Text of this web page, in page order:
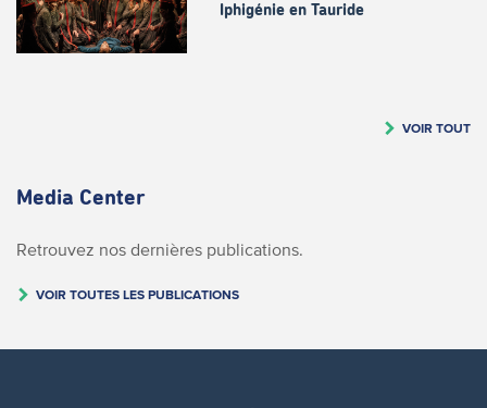
Iphigénie en Tauride
VOIR TOUT
Media Center
Retrouvez nos dernières publications.
VOIR TOUTES LES PUBLICATIONS